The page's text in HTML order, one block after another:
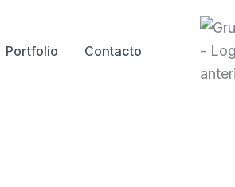
Portfolio Contacto